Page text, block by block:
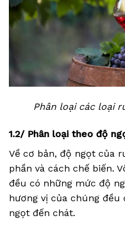
Phân loại các loại
1.2/ Phân loại theo độ
Về cơ bản, độ ngọt của
phần và cách chế biến.
đều có những mức độ
hương vị của chúng đều
ngọt đến chát.